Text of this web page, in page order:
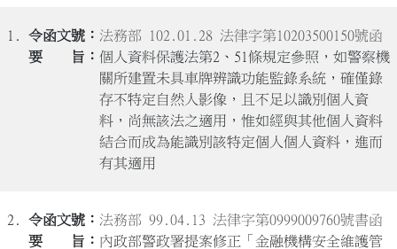
1.
法務部 102.01.28 法律字第10203500150號函
個人資料保護法第2、51條規定參照，如警察機
關所建置未具車牌辨識功能監錄系統，確僅錄
存不特定自然人影像，且不足以識別個人資
料，尚無該法之適用，惟如經與其他個人資料
結合而成為能識別該特定個人個人資料，進而
有其適用
2.
法務部 99.04.13 法律字第0999009760號書函
內政部警政署提案修正「金融機構安全維護管